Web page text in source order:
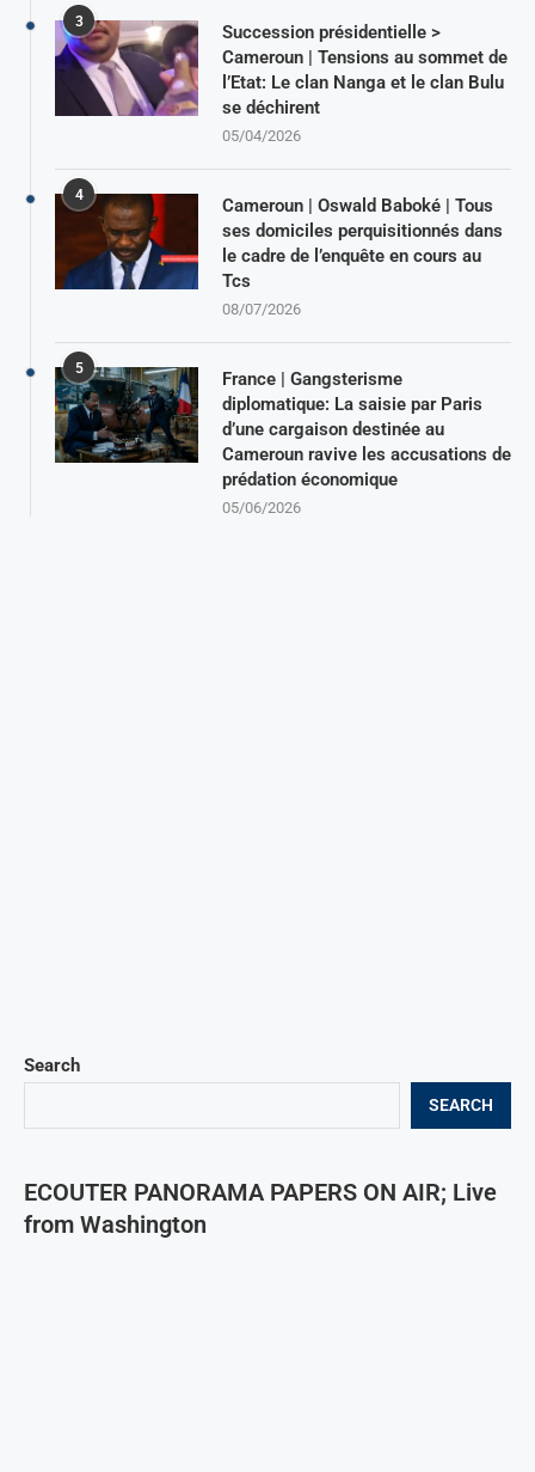
Search
SEARCH
ECOUTER PANORAMA PAPERS ON AIR; Live
from Washington
3
Succession présidentielle >
Cameroun | Tensions au sommet de
l’Etat: Le clan Nanga et le clan Bulu
se déchirent
05/04/2026
4
Cameroun | Oswald Baboké | Tous
ses domiciles perquisitionnés dans
le cadre de l’enquête en cours au
Tcs
08/07/2026
5
France | Gangsterisme
diplomatique: La saisie par Paris
d’une cargaison destinée au
Cameroun ravive les accusations de
prédation économique
05/06/2026